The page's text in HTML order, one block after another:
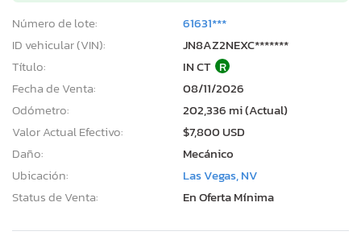
Número de lote:
61631***
ID vehicular (VIN):
JN8AZ2NEXC*******
Título:
IN CT R
Fecha de Venta:
08/11/2026
Odómetro:
202,336 mi (Actual)
Valor Actual Efectivo:
$7,800 USD
Daño:
Mecánico
Ubicación:
Las Vegas, NV
Status de Venta:
En Oferta Mínima